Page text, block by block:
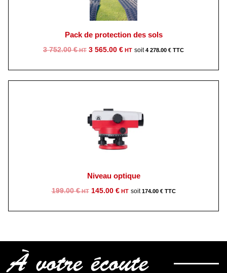
Pack de protection des sols
3 752.00€
Le
752.00 €.
3 565.00 €
Le
565.00 €.
4 278.00 €
Niveau optique
199.00€
Le
145.00 €
Le
174.00 €
À votre écoute